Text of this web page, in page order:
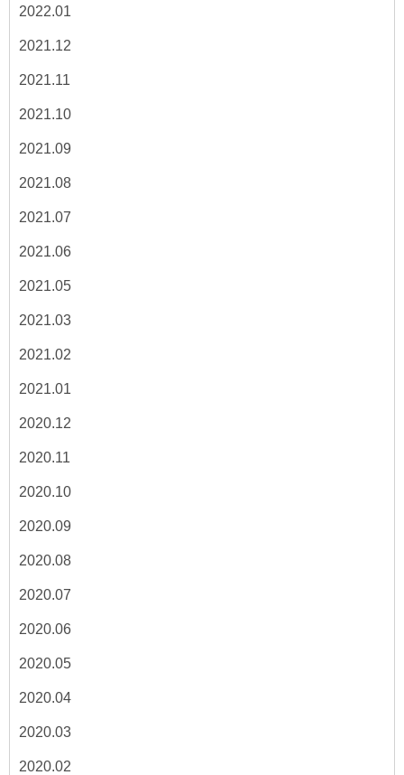
2022.01
2021.12
2021.11
2021.10
2021.09
2021.08
2021.07
2021.06
2021.05
2021.03
2021.02
2021.01
2020.12
2020.11
2020.10
2020.09
2020.08
2020.07
2020.06
2020.05
2020.04
2020.03
2020.02